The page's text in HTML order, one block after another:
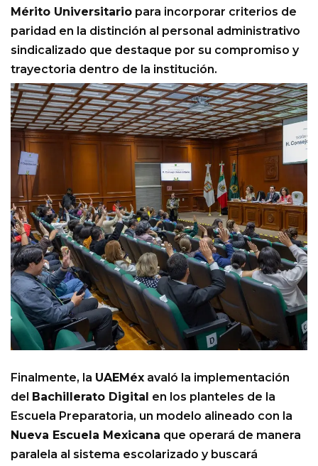
Mérito Universitario para incorporar criterios de
paridad en la distinción al personal administrativo
sindicalizado que destaque por su compromiso y
trayectoria dentro de la institución.
Finalmente, la UAEMéx avaló la implementación
del
Bachillerato Digital en los planteles de la
Escuela Preparatoria, un modelo alineado con la
Nueva Escuela Mexicana que operará de manera
paralela al sistema escolarizado y buscará